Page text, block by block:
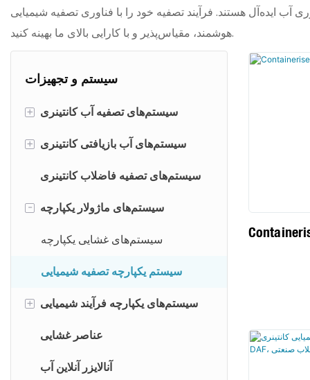
ایده‌آل هستند. فرآیند تصفیه خود را با فناوری تصفیه شیمیایی
هوشمند، مقیاس‌پذیر و با کارایی بالای ما بهینه کنید.
سیستم و تجهیزات
+ سیستم‌های تصفیه آب کانتینری
تصفیه آب آشامیدنی
تصفیه آب تصفیه شده
تولید آب با خلوص بالا
سیستم آب فرآیندی
+ سیستم‌های آب بازیافتی کانتینری
تصفیه فاضلاب صنعتی
سیستم‌های تصفیه فاضلاب کانتینری
-
سیستم‌های ماژولار یکپارچه
سیستم‌های غشایی یکپارچه
سیستم یکپارچه تصفیه شیمیایی
+ سیستم‌های یکپارچه فرآیند شیمیایی
سیستم‌های دوزینگ پودر خشک
سیستم‌های دوزینگ شیمیایی
عناصر غشایی
آنالایزر آنلاین آب